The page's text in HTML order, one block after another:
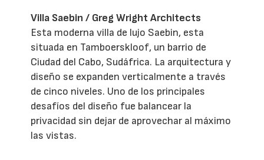
Villa Saebin / Greg Wright Architects
Esta moderna villa de lujo Saebin, esta
situada en Tamboerskloof, un barrio de
Ciudad del Cabo, Sudáfrica. La arquitectura y
diseño se expanden verticalmente a través
de cinco niveles. Uno de los principales
desafíos del diseño fue balancear la
privacidad sin dejar de aprovechar al máximo
las vistas.